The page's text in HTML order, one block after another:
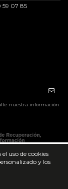
59 07 85
nuestra información
uso de cookies
y los